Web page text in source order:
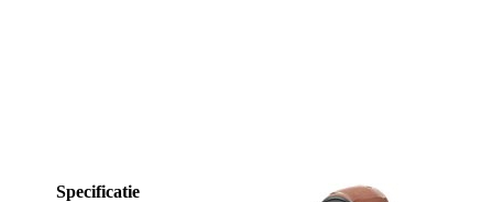
Specificatie